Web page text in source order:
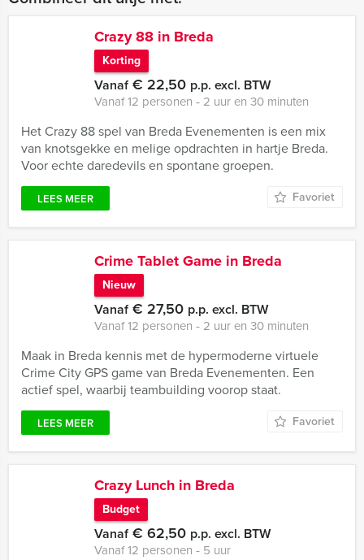
Crazy 88 in Breda
Korting
Vanaf€ 22,50 p.p. excl. BTW
Vanaf 12 personen ‐ 2 uur en 30 minuten
Het Crazy 88 spel van Breda Evenementen is een mix
van knotsgekke en melige opdrachten in hartje Breda.
Voor echte daredevils en spontane groepen.
LEES MEER Favoriet
Crime Tablet Game in Breda
Nieuw
Vanaf€ 27,50 p.p. excl. BTW
Vanaf 12 personen ‐ 2 uur en 30 minuten
Maak in Breda kennis met de hypermoderne virtuele
Crime City GPS game van Breda Evenementen. Een
actief spel, waarbij teambuilding voorop staat.
LEES MEER Favoriet
Crazy Lunch in Breda
Budget
Vanaf€ 62,50 p.p. excl. BTW
Vanaf 12 personen ‐ 5 uur